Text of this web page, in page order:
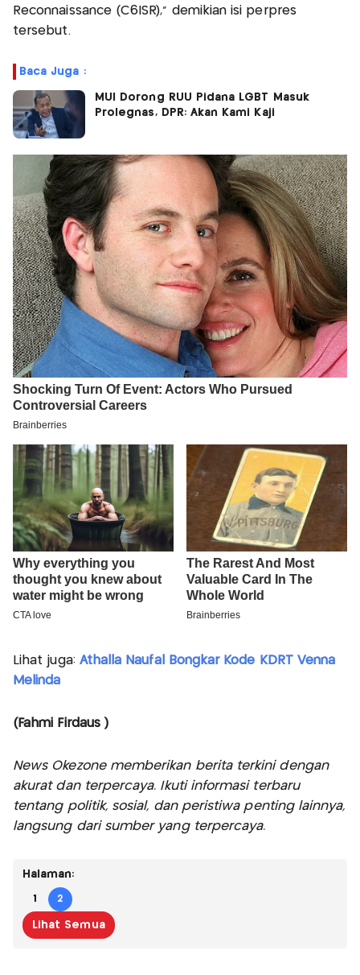
Reconnaissance (C6ISR),” demikian isi perpres
tersebut.
Baca Juga :
MUI Dorong RUU Pidana LGBT Masuk
Prolegnas, DPR: Akan Kami Kaji
Lihat juga: Athalla Naufal Bongkar Kode KDRT Venna
Melinda
(Fahmi Firdaus )
News Okezone memberikan berita terkini dengan
akurat dan terpercaya. Ikuti informasi terbaru
tentang politik, sosial, dan peristiwa penting lainnya,
langsung dari sumber yang terpercaya.
Halaman:
1 2
Lihat Semua